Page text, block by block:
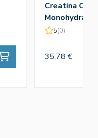
Creatina
Monohydrate
5(0)
35,78 €